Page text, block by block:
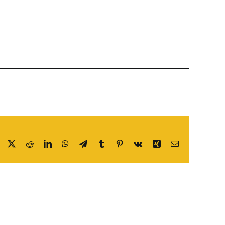
Facebook
X RedditLinkedInWhatsApp
TelegramTumblr Pinterest
Vk Xing E-